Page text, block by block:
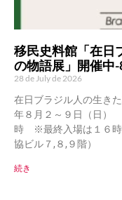
移民史料館「在日
の物語展」開催中
28 de July de 2026
在日ブラジル人の生き
年８月２～９日（日
時 ※最終入場は１６
協ビル７,８,９階）
続き